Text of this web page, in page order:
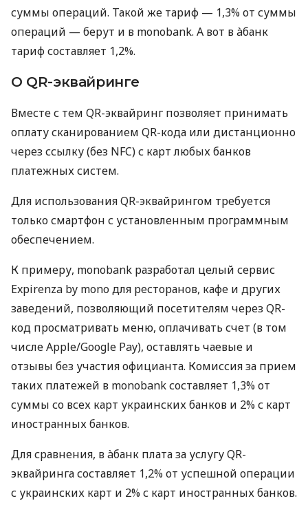
суммы операций. Такой же тариф — 1,3% от суммы
операций — берут и в monobank. А вот в àбанк
тариф составляет 1,2%.
О QR-эквайринге
Вместе с тем QR-эквайринг позволяет принимать
оплату сканированием QR-кода или дистанционно
через ссылку (без NFC) с карт любых банков
платежных систем.
Для использования QR-эквайрингом требуется
только смартфон с установленным программным
обеспечением.
К примеру, monobank разработал целый сервис
Expirenza by mono для ресторанов, кафе и других
заведений, позволяющий посетителям через QR-
код просматривать меню, оплачивать счет (в том
числе Apple/Google Pay), оставлять чаевые и
отзывы без участия официанта. Комиссия за прием
таких платежей в monobank составляет 1,3% от
суммы со всех карт украинских банков и 2% с карт
иностранных банков.
Для сравнения, в àбанк плата за услугу QR-
эквайринга составляет 1,2% от успешной операции
с украинских карт и 2% с карт иностранных банков.